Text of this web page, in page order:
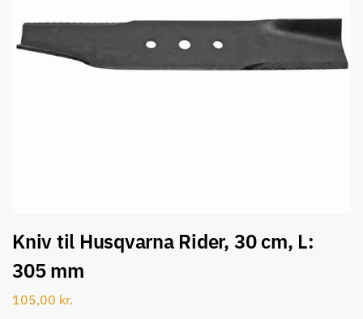
Kniv til Husqvarna Rider, 30 cm, L:
305 mm
105,00 kr.